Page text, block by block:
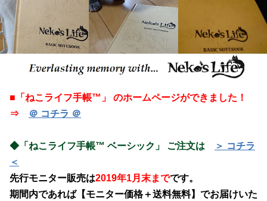
■「ねこライフ手帳™」 のホームページができました！
⇒
＠ コチラ ＠
◆「ねこライフ手帳™ ベーシック」 ご注文は
＞ コチラ
＜
先行モニター販売は2019年1月末までです。
期間内であれば【モニター価格＋送料無料】でお届けいた